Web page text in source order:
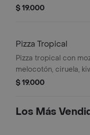
$ 19.000
Pizza Tropical
Pizza tropical con
melocotón, ciruela,
tamaño a elegir.
$ 19.000
Los Más